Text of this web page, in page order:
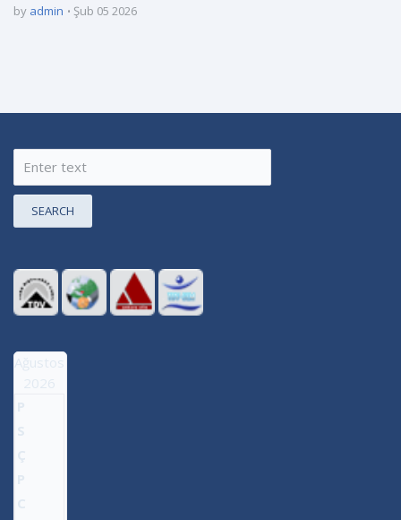
by admin Şub 05 2026
SEARCH
Ağustos
2026
P
S
Ç
P
C